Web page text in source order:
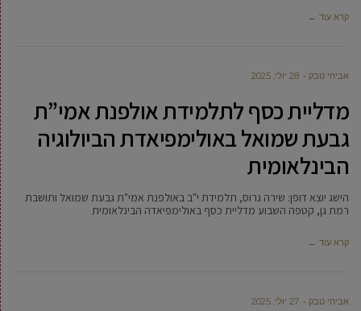
קרא עוד ←
אביחי טבק 28 יולי, 2025
מדליית כסף לתלמידת אולפנת אמי”ת
גבעת שמואל באולימפיאדת הביולוגיה
הבינלאומית
הישג יוצא דופן: שירה גרוס, תלמידת י"ב באולפנת אמי"ת גבעת שמואל ותושבת
רמת גן, קטפה השבוע מדליית כסף באולימפיאדה הבינלאומית
קרא עוד ←
אביחי טבק 27 יולי, 2025